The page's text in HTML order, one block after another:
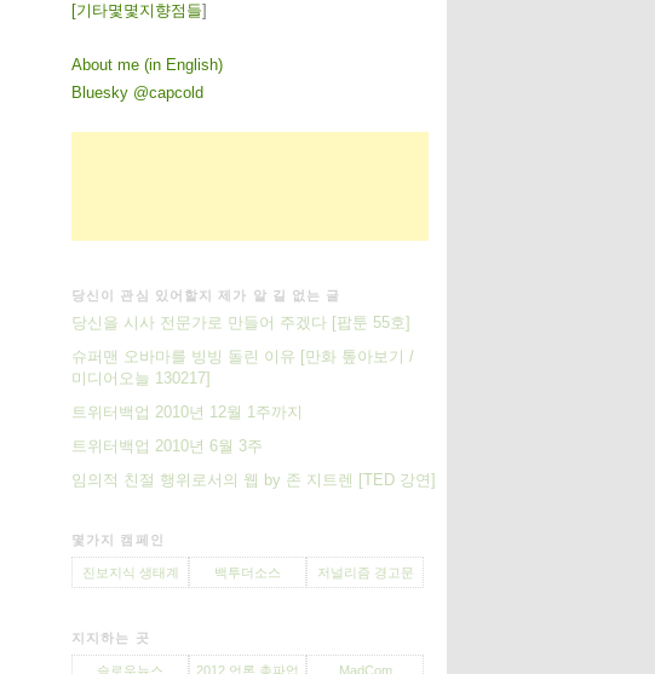
[기 타몇 몇 지 향점 들]
About me (in English)
Bluesky @capcold
당신이 관심 있어할지 제가 알 길 없는 글
당신을 시사 전문가로 만들어 주겠다 [팝툰 55호]
슈퍼맨 오바마를 빙빙 돌린 이유 [만화 톺아보기 /
미디어오늘 130217]
트위터백업 2010년 12월 1주까지
트위터백업 2010년 6월 3주
임의적 친절 행위로서의 웹 by 존 지트렌 [TED 강연]
몇가지 캠페인
진보지식 생태계 백투더소스 저널리즘 경고문
지지하는 곳
슬로우뉴스 2012 언론 총파업 MadCom